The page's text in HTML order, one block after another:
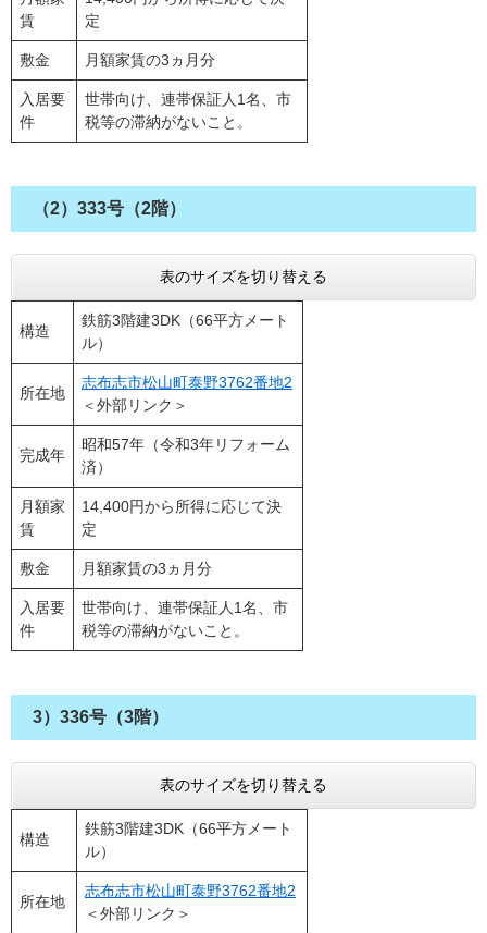
賃
定
敷金 月額家賃の3ヵ月分
入居要
件
世帯向け、連帯保証人1名、市
税等の滞納がないこと。
（2）333号（2階）
表のサイズを切り替える
構造
鉄筋3階建3DK（66平方メート
ル）
所在地
志布志市松山町泰野3762番地2
＜外部リンク＞
完成年
昭和57年（令和3年リフォーム
済）
月額家
賃
14,400円から所得に応じて決
定
敷金 月額家賃の3ヵ月分
入居要
件
世帯向け、連帯保証人1名、市
税等の滞納がないこと。
3）336号（3階）
表のサイズを切り替える
構造
鉄筋3階建3DK（66平方メート
ル）
所在地
志布志市松山町泰野3762番地2
＜外部リンク＞